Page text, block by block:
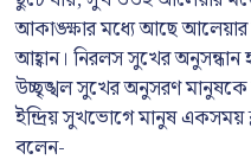
আকাঙ্ক্ষার মধ্যে আছে আলেয়ার
আহ্বান। নিরলস সুখের অনুসন্ধান
উচ্ছৃঙ্খল সুখের অনুসরণ মানুষকে
ইন্দ্রিয় সুখভোগে মানুষ
বলেন-